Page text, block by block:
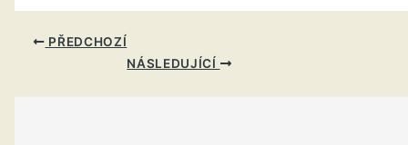
PŘEDCHOZÍ
NÁSLEDUJÍCÍ